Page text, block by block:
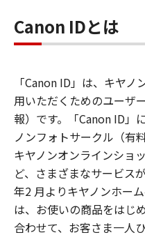
Canon IDとは
「Canon ID」は、キヤ
用いただくためのユーザ
報）です。「Canon ID」
ノンフォトサークル（有
キヤノンオンラインショ
ど、さまざまなサービス
年2 月よりキヤノンホー
は、お使いの商品をはじ
合わせて、お客さま一人